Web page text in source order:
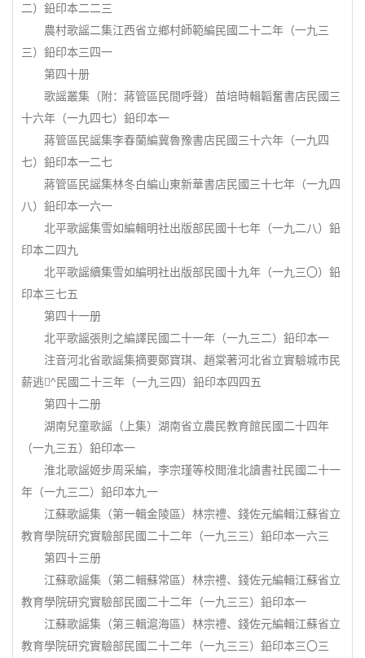
二）鉛印本二二三
農村歌謡二集江西省立鄉村師範編民國二十二年（一九三
三）鉛印本三四一
第四十册
歌謡叢集（附：蔣管區民間呼聲）苗培時輯韜奮書店民國三
十六年（一九四七）鉛印本一
蔣管區民謡集李春蘭編冀魯豫書店民國三十六年（一九四
七）鉛印本一二七
蔣管區民謡集林冬白編山東新華書店民國三十七年（一九四
八）鉛印本一六一
北平歌謡集雪如編輯明社出版部民國十七年（一九二八）鉛
印本二四九
北平歌謡續集雪如編明社出版部民國十九年（一九三〇）鉛
印本三七五
第四十一册
北平歌謡張則之編譯民國二十一年（一九三二）鉛印本一
注音河北省歌謡集摘要鄭寶琪、趙棠著河北省立實驗城市民
薪逃^民國二十三年（一九三四）鉛印本四四五
第四十二册
湖南兒童歌謡（上集）湖南省立農民教育館民國二十四年
（一九三五）鉛印本一
淮北歌謡姬步周采編，李宗瑾等校閲淮北讀書社民國二十一
年（一九三二）鉛印本九一
江蘇歌謡集（第一輯金陵區）林宗禮、錢佐元編輯江蘇省立
教育學院研究實驗部民國二十二年（一九三三）鉛印本一六三
第四十三册
江蘇歌謡集（第二輯蘇常區）林宗禮、錢佐元編輯江蘇省立
教育學院研究實驗部民國二十二年（一九三三）鉛印本一
江蘇歌謡集（第三輯滬海區）林宗禮、錢佐元編輯江蘇省立
教育學院研究實驗部民國二十二年（一九三三）鉛印本三〇三